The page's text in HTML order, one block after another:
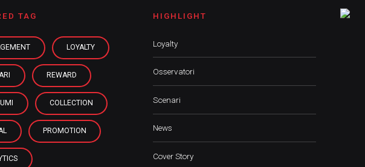
TAG
LOYALTY
REWARD
COLLECTION
PROMOTION
HIGHLIGHT
Loyalty
Osservatori
Scenari
News
Cover Story